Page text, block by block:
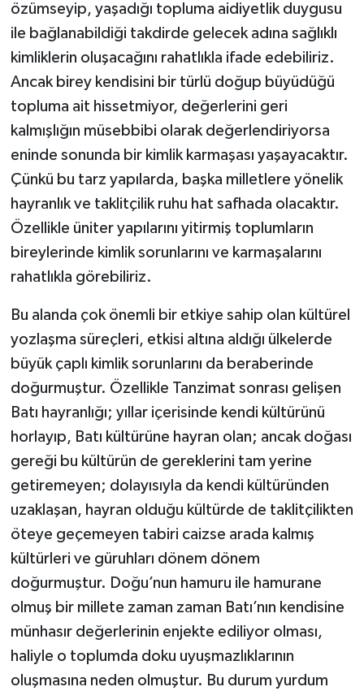
özümseyip, yaşadığı topluma aidiyetlik duygusu
ile bağlanabildiği takdirde gelecek adına sağlıklı
kimliklerin oluşacağını rahatlıkla ifade edebiliriz.
Ancak birey kendisini bir türlü doğup büyüdüğü
topluma ait hissetmiyor, değerlerini geri
kalmışlığın müsebbibi olarak değerlendiriyorsa
eninde sonunda bir kimlik karmaşası yaşayacaktır.
Çünkü bu tarz yapılarda, başka milletlere yönelik
hayranlık ve taklitçilik ruhu hat safhada olacaktır.
Özellikle üniter yapılarını yitirmiş toplumların
bireylerinde kimlik sorunlarını ve karmaşalarını
rahatlıkla görebiliriz.
Bu alanda çok önemli bir etkiye sahip olan kültürel
yozlaşma süreçleri, etkisi altına aldığı ülkelerde
büyük çaplı kimlik sorunlarını da beraberinde
doğurmuştur. Özellikle Tanzimat sonrası gelişen
Batı hayranlığı; yıllar içerisinde kendi kültürünü
horlayıp, Batı kültürüne hayran olan; ancak doğası
gereği bu kültürün de gereklerini tam yerine
getiremeyen; dolayısıyla da kendi kültüründen
uzaklaşan, hayran olduğu kültürde de taklitçilikten
öteye geçemeyen tabiri caizse arada kalmış
kültürleri ve güruhları dönem dönem
doğurmuştur. Doğu’nun hamuru ile hamurane
olmuş bir millete zaman zaman Batı’nın kendisine
münhasır değerlerinin enjekte ediliyor olması,
haliyle o toplumda doku uyuşmazlıklarının
oluşmasına neden olmuştur. Bu durum yurdum